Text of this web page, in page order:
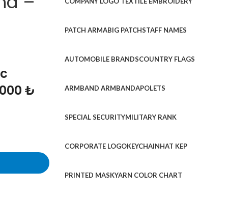
₺
PATCH ARMABIG PATCHSTAFF NAMES
AUTOMOBILE BRANDSCOUNTRY FLAGS
ARMBAND ARMBANDAPOLETS
SPECIAL SECURITYMILITARY RANK
CORPORATE LOGOKEYCHAINHAT KEP
PRINTED MASKYARN COLOR CHART